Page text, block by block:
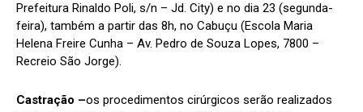
Prefeitura Rinaldo Poli, s/n – Jd. City) e no dia 23 (segunda-
feira), também a partir das 8h, no Cabuçu (Escola Maria
Helena Freire Cunha – Av. Pedro de Souza Lopes, 7800 –
Recreio São Jorge).
Castração –os procedimentos cirúrgicos serão realizados